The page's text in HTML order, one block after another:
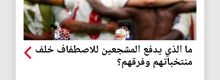
ما الذي يدفع المشجعين للاصطفاف خلف
منتخباتهم وفرقهم؟